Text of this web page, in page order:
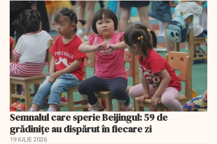
Semnalul care sperie Beijingul: 59 de
grădinițe au dispărut în fiecare zi
19 IULIE 2026